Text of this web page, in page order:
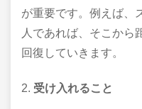
が重要です。例えば、
人であれば、そこから
回復していきます。
2. 受け入れること